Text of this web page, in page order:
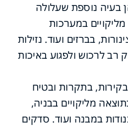
הנפוצים
בעיה נוספת שעלולה
במערכות
בברזים ועוד. נזילות
רב לרכוש ולפגוע באיכות
בתקרות ובטיח
מליקויים בבניה,
במבנה ועוד. סדקים